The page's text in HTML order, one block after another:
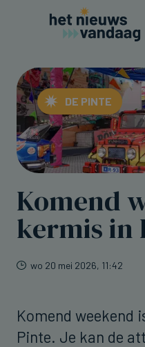
DE PINTE
Komend
kermis in
wo 20 mei 2026, 11:42
Komend weekend
Pinte. Je kan de